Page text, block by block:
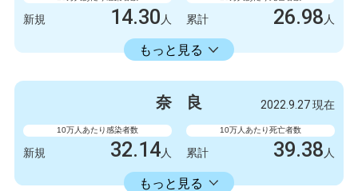
新規 14.30 人 累計 26.98 人
もっと見る
14336.11人
人 新規
132327 249
奈 良 2022.9.27 現在
10万人あたり感染者数
新規 32.14 人
10万人あたり死亡者数
累計 39.38 人
もっと見る
16582.30人